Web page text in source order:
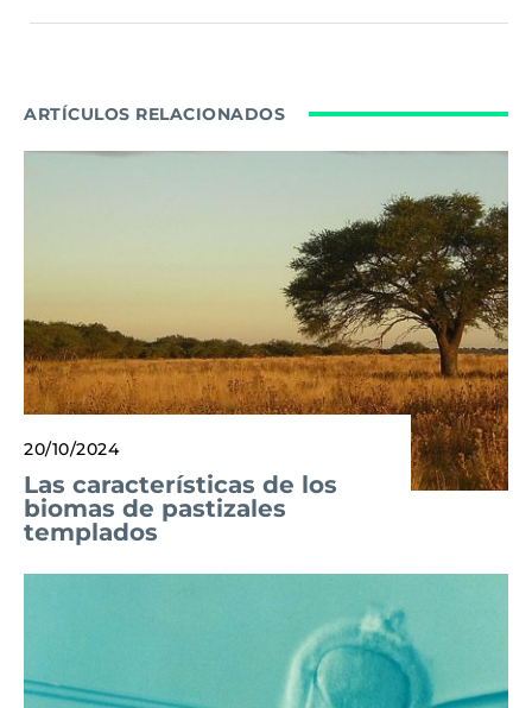
ARTÍCULOS RELACIONADOS
20/10/2024
Las características de los
biomas de pastizales
templados